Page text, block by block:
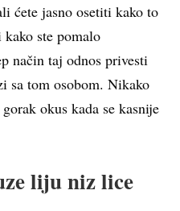
ćete jasno osetiti kako to
ste pomalo
način taj odnos privesti
sa tom osobom. Nikako
okus kada se kasnije
liju niz lice